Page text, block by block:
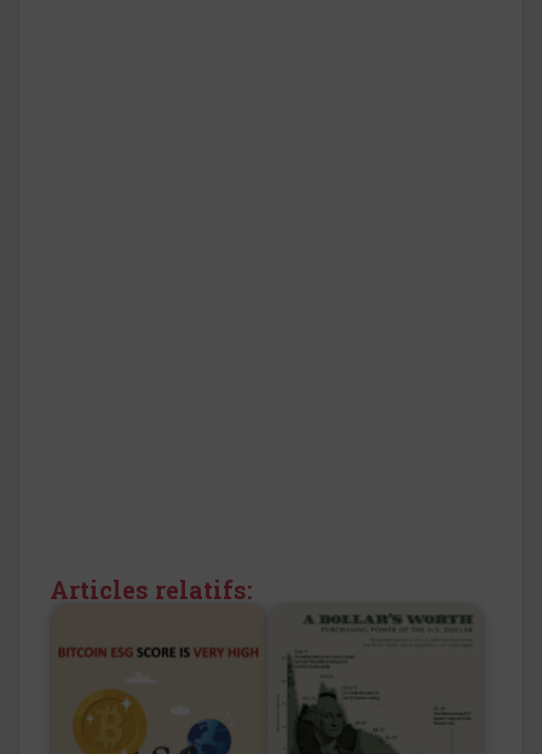
Articles relatifs: